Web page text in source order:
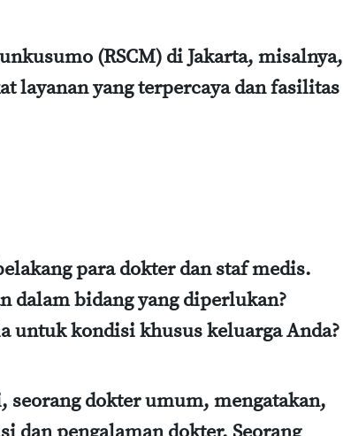
(RSCM) di Jakarta, misalnya,
layanan yang terpercaya dan fasilitas
para dokter dan staf medis.
dalam bidang yang diperlukan?
untuk kondisi khusus keluarga Anda?
seorang dokter umum, mengatakan,